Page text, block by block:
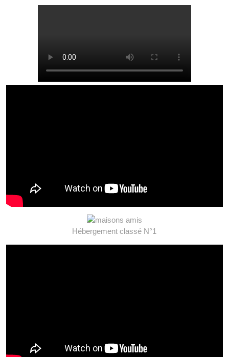
Hébergement classé N°1